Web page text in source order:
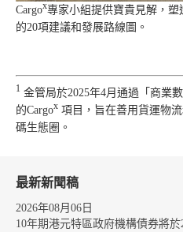
Cargox專家小組提供寶貴見解，塑
的20項建議和發展路線圖。
1 金管局於2025年4月通過「商業
的Cargox 項目，旨在善用貨運物
碼生態圈。
最新新聞稿
2026年08月06日
10年期港元特區政府機構債券將